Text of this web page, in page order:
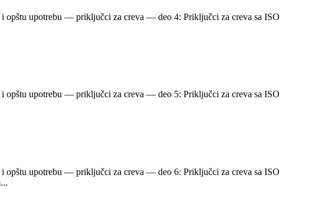
opštu upotrebu — priključci za creva — deo 4: Priključci za creva sa ISO
opštu upotrebu — priključci za creva — deo 5: Priključci za creva sa ISO
opštu upotrebu — priključci za creva — deo 6: Priključci za creva sa ISO